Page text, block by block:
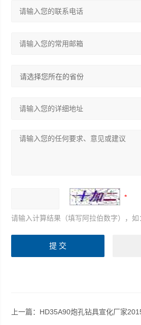
请输入计算结果（填写阿拉伯数字），如
上一篇： HD35A90炮孔钻具宣化厂家